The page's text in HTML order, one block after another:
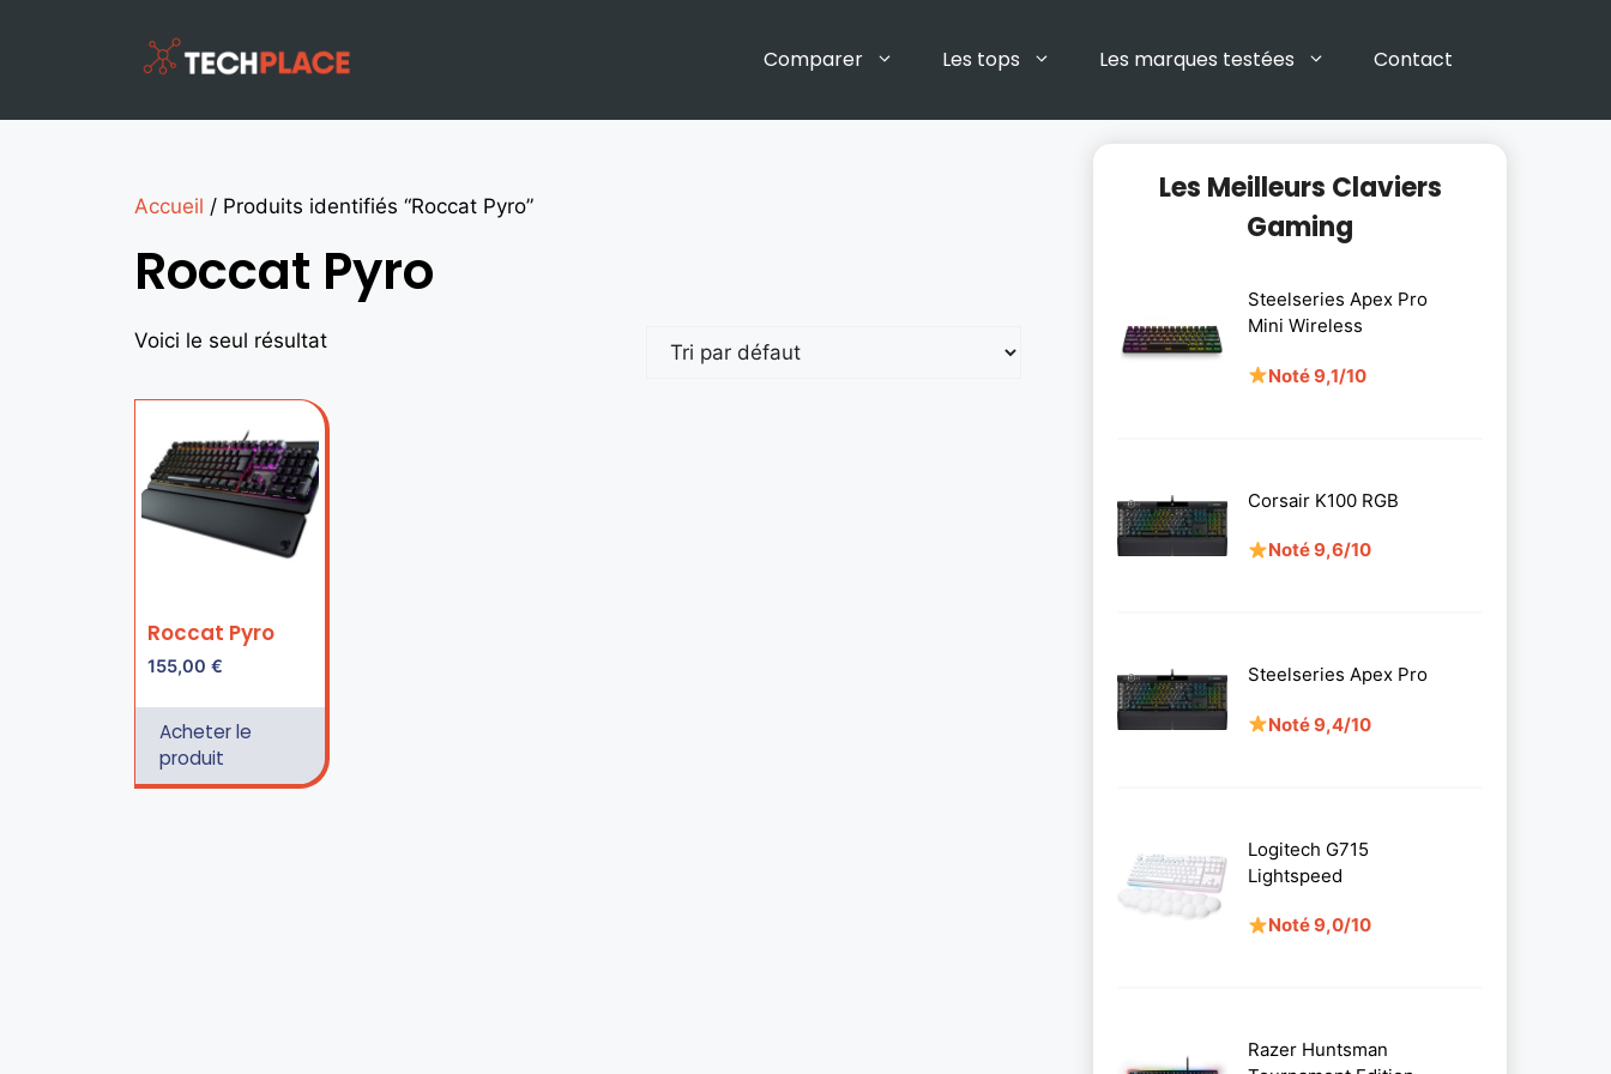
Comparer Les tops Les marques testées Contact
Accueil / Produits identifiés “Roccat Pyro”
Roccat Pyro
Voici le seul résultat
Roccat Pyro
155,00 €
Acheter le
produit
Les Meilleurs Claviers
Gaming
Steelseries Apex Pro
Mini Wireless
Noté 9,1/10
Corsair K100 RGB
Noté 9,6/10
Steelseries Apex Pro
Noté 9,4/10
Logitech G715
Lightspeed
Noté 9,0/10
Razer Huntsman